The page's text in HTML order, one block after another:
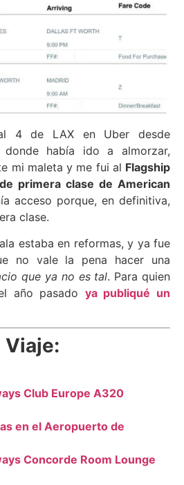
4 de LAX en Uber desde
donde había ido a almorzar,
mi maleta y me fui al Flagship
primera clase de American
acceso porque, en definitiva,
clase.
estaba en reformas, y ya fue
no vale la pena hacer una
que ya no es tal. Para quien
año pasado ya publiqué un
Viaje:
Club Europe A320
en el Aeropuerto de
Concorde Room Lounge